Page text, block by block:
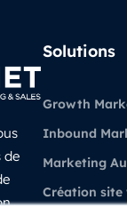
de
Solutions
Growth
Inbound
Marketing
Création site